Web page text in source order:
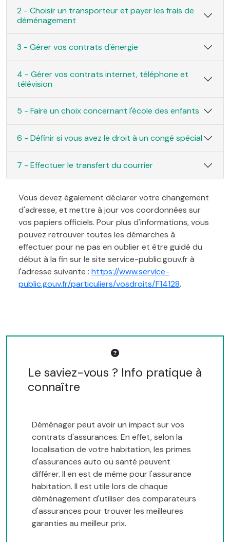
2 - Choisir un transporteur et payer les frais de
déménagement
3 - Gérer vos contrats d'énergie
4 - Gérer vos contrats internet, téléphone et
télévision
5 - Faire un choix concernant l'école des enfants
6 - Définir si vous avez le droit à un congé spécial
7 - Effectuer le transfert du courrier
Vous devez également déclarer votre changement
d'adresse, et mettre à jour vos coordonnées sur
vos papiers officiels. Pour plus d'informations, vous
pouvez retrouver toutes les démarches à
effectuer pour ne pas en oublier et être guidé du
début à la fin sur le site service-public.gouv.fr à
l'adresse suivante : https://www.service-
public.gouv.fr/particuliers/vosdroits/F14128.
Le saviez-vous ? Info pratique à
connaître
Déménager peut avoir un impact sur vos
contrats d'assurances. En effet, selon la
localisation de votre habitation, les primes
d'assurances auto ou santé peuvent
différer. Il en est de même pour l'assurance
habitation. Il est utile lors de chaque
déménagement d'utiliser des comparateurs
d'assurances pour trouver les meilleures
garanties au meilleur prix.